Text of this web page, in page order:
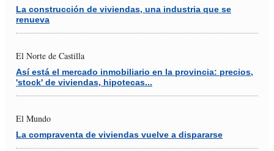
La construcción de viviendas, una industria que se
renueva
El Norte de Castilla
Así está el mercado inmobiliario en la provincia: precios,
'stock' de viviendas, hipotecas...
El Mundo
La compraventa de viviendas vuelve a dispararse